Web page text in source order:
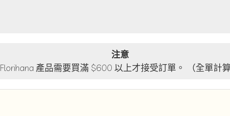
注意
Florihana 產品需要買滿 $600 以上才接受訂單。 （全單計